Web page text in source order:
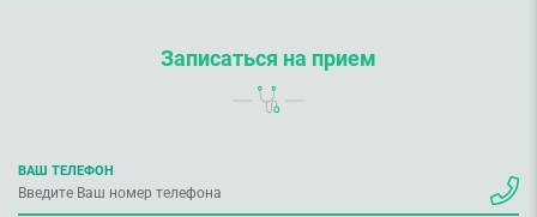
Записаться на прием
ВАШ ТЕЛЕФОН